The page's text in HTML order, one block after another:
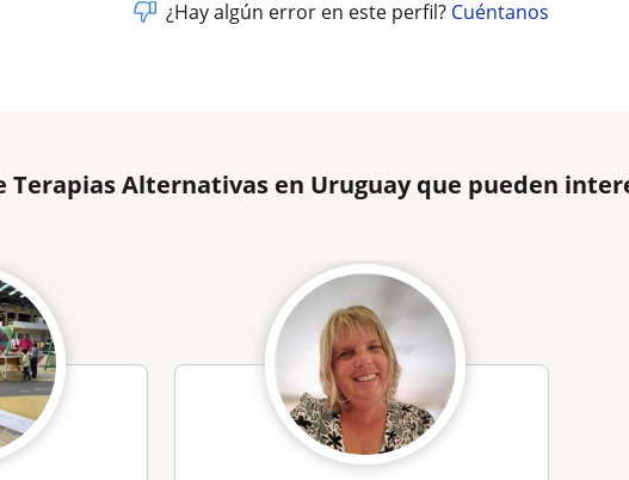
¿Hay algún error en este perfil? Cuéntanos
Terapias Alternativas en Uruguay que pueden